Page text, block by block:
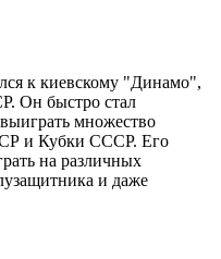
к киевскому "Динамо",
Он быстро стал
множество
и Кубки СССР. Его
на различных
и даже